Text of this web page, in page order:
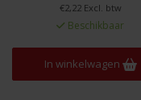
€2,22 Excl. btw
Beschikbaar
In winkelwagen